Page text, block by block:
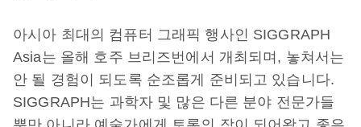
아시아 최대의 컴퓨터 그래픽 행사인 SIGGRAPH
Asia는 올해 호주 브리즈번에서 개최되며, 놓쳐서는
안 될 경험이 되도록 순조롭게 준비되고 있습니다.
SIGGRAPH는 과학자 및 많은 다른 분야 전문가들